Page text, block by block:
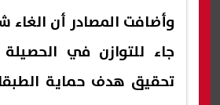
جاء للتوازن في
تحقيق هدف حماية